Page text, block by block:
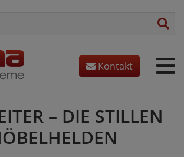
Kontakt
– DIE STILLEN